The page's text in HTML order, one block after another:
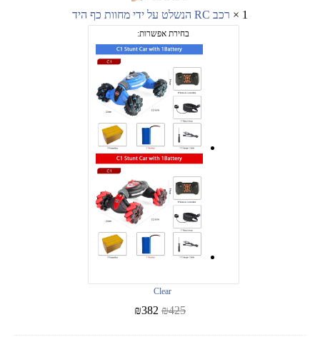
היד
1
× רכב RC הנשלט על ידי מחוות כף היד
בחירת אפשרות:
Clear
₪425
₪382